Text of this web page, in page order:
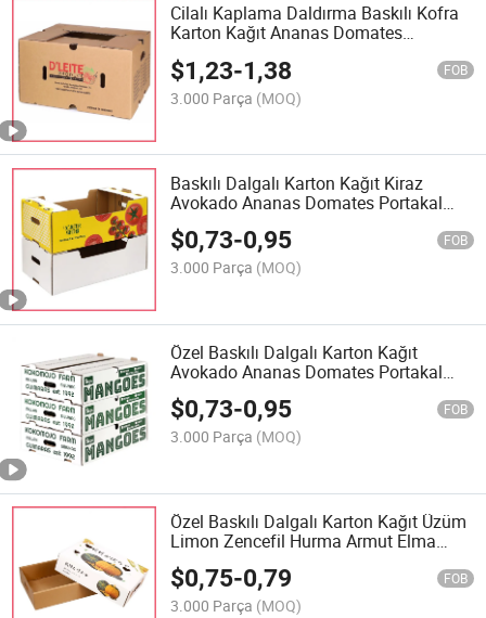
Cilalı Kaplama Daldırma Baskılı Kofra
Karton Kağıt Ananas Domates
Meyve Ambalajlama Nakliye Karton
Kutusu
$1,23-1,38 FOB
3.000 Parça (MOQ)
Baskılı Dalgalı Karton Kağıt Kiraz
Avokado Ananas Domates Portakal
Elma Limon Mango Muz Meyve Sebze
Ambalaj Paketleme Nakliye Tepsisi
Karton Kutu
$0,73-0,95 FOB
3.000 Parça (MOQ)
Özel Baskılı Dalgalı Karton Kağıt
Avokado Ananas Domates Portakal
Elma Limon Mango Muz Meyve Sebze
Ambalaj Paketleme Nakliye Tepsisi
Karton Kutu
$0,73-0,95 FOB
3.000 Parça (MOQ)
Özel Baskılı Dalgalı Karton Kağıt Üzüm
Limon Zencefil Hurma Armut Elma
Limon Meyve Sebze Balkabağı
Katlanabilir Hediye Ambalajı Karton
Kutu Kapaklı
$0,75-0,79 FOB
3.000 Parça (MOQ)